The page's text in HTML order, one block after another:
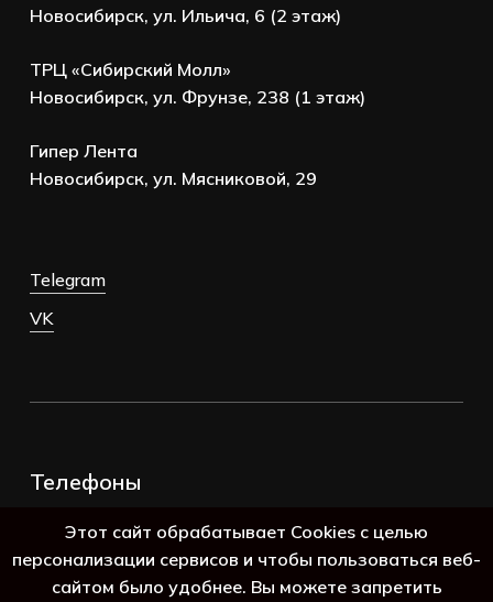
Новосибирск, ул. Ильича, 6 (2 этаж)
ТРЦ «Сибирский Молл»
Новосибирск, ул. Фрунзе, 238 (1 этаж)
Гипер Лента
Новосибирск, ул. Мясниковой, 29
Telegram
VK
Телефоны
8 (800) 250-69-39
Этот сайт обрабатывает Cookies с целью
персонализации сервисов и чтобы пользоваться веб-
сайтом было удобнее. Вы можете запретить